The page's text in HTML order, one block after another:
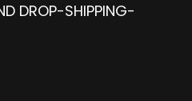
DROP-SHIPPING-